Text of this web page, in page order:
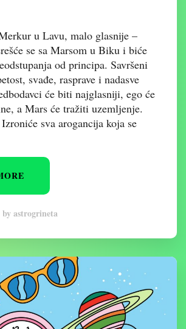
u Lavu, malo glasnije –
se sa Marsom u Biku i biće
od principa. Savršeni
svađe, rasprave i nadasve
će biti najglasniji, ego će
a Mars će tražiti uzemljenje.
sva arogancija koja se
byastrogrineta